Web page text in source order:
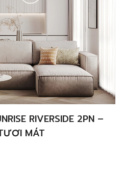
RIVERSIDE 2PN –
MÁT